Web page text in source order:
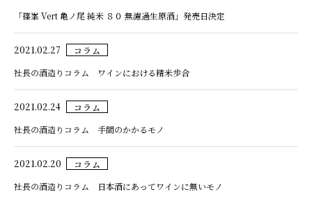
「篠峯 Vert 亀ノ尾 純米 ８０ 無濾過生原酒」発売日決定
2021.02.27
コラム
社長の酒造りコラム ワインにおける精米歩合
2021.02.24
コラム
社長の酒造りコラム 手間のかかるモノ
2021.02.20
コラム
社長の酒造りコラム 日本酒にあってワインに無いモノ